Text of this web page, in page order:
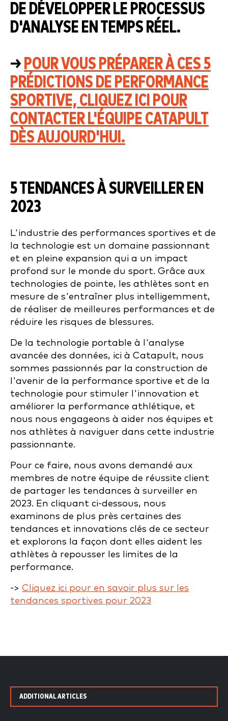
DE DÉVELOPPER LE PROCESSUS
D'ANALYSE EN TEMPS RÉEL.
→ POUR VOUS PRÉPARER À CES 5
PRÉDICTIONS DE PERFORMANCE
SPORTIVE, CLIQUEZ ICI POUR
CONTACTER L'ÉQUIPE CATAPULT
DÈS AUJOURD'HUI.
5 TENDANCES À SURVEILLER EN
2023
L'industrie des performances sportives et de
la technologie est un domaine passionnant
et en pleine expansion qui a un impact
profond sur le monde du sport. Grâce aux
technologies de pointe, les athlètes sont en
mesure de s'entraîner plus intelligemment,
de réaliser de meilleures performances et de
réduire les risques de blessures.
De la technologie portable à l'analyse
avancée des données, ici à Catapult, nous
sommes passionnés par la construction de
l'avenir de la performance sportive et de la
technologie pour stimuler l'innovation et
améliorer la performance athlétique, et
nous nous engageons à aider nos équipes et
nos athlètes à naviguer dans cette industrie
passionnante.
Pour ce faire, nous avons demandé aux
membres de notre équipe de réussite client
de partager les tendances à surveiller en
2023. En cliquant ci-dessous, nous
examinons de plus près certaines des
tendances et innovations clés de ce secteur
et explorons la façon dont elles aident les
athlètes à repousser les limites de la
performance.
-> Cliquez ici pour en savoir plus sur les
tendances sportives pour 2023
ADDITIONAL ARTICLES